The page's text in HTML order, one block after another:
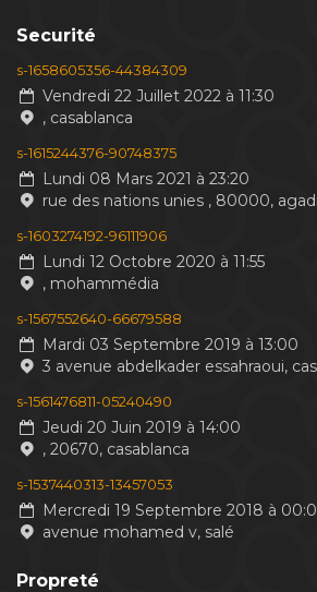
Securité
s-1658605356-44384309
Vendredi 22 Juillet 2022 à 11:30
, casablanca
s-1615244376-90748375
Lundi 08 Mars 2021 à 23:20
rue des nations unies , 80000,
s-1603274192-96111906
Lundi 12 Octobre 2020 à 11:55
, mohammédia
s-1567552640-66679588
Mardi 03 Septembre 2019 à 13:00
3 avenue abdelkader essahraoui,
s-1561476811-05240490
Jeudi 20 Juin 2019 à 14:00
, 20670, casablanca
s-1537440313-13457053
Mercredi 19 Septembre 2018 à
avenue mohamed v, salé
Propreté